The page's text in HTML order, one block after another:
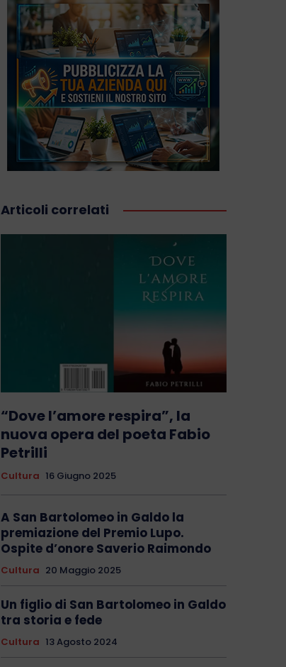
Articoli correlati
“Dove l’amore respira”, la
nuova opera del poeta Fabio
Petrilli
Cultura 16 Giugno 2025
A San Bartolomeo in Galdo la
premiazione del Premio Lupo.
Ospite d’onore Saverio Raimondo
Cultura 20 Maggio 2025
Un figlio di San Bartolomeo in Galdo
tra storia e fede
Cultura 13 Agosto 2024